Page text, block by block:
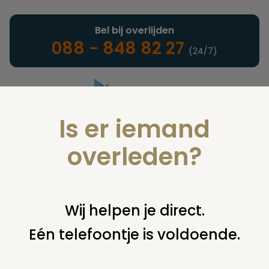
Landelijke uitvaartonderneming
Bel bij overlijden
088 - 848 82 27 (24/7)
U bent hier: home nieuws & agenda nieuws rouwpost ruim
Is er iemand
overleden?
Wij helpen je direct.
Eén telefoontje is voldoende.